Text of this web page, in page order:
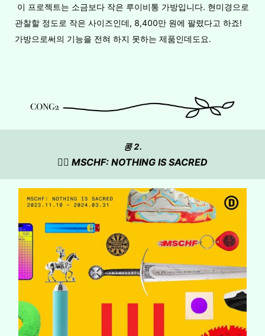
이 프로젝트는 소금보다 작은 루이비통 가방입니다. 현미경으로
관찰할 정도로 작은 사이즈인데, 8,400만 원에 팔렸다고 하죠!
가방으로써의 기능을 전혀 하지 못하는 제품인데도요.
콩 2.
☝🏻 MSCHF: NOTHING IS SACRED